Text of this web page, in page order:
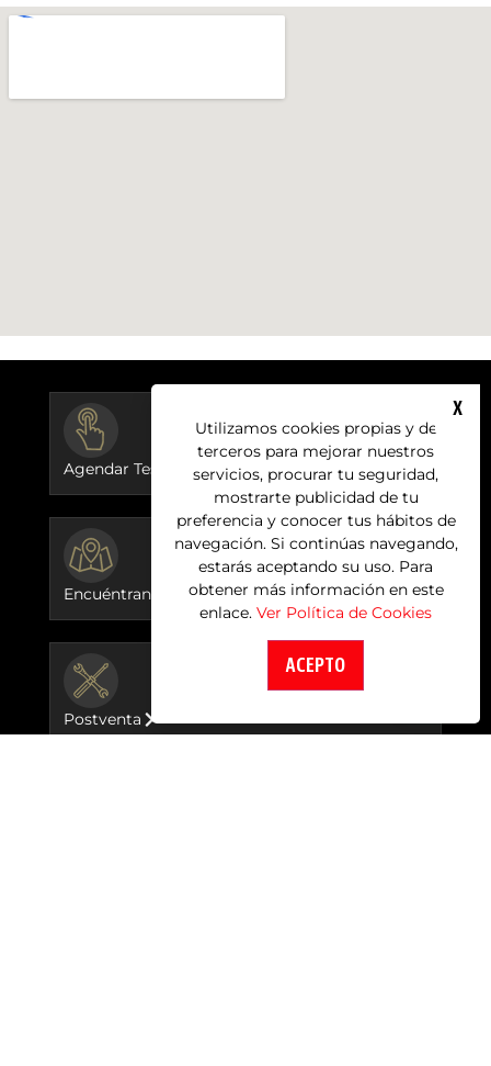
Agendar Test Ride
Encuéntranos
BUTTON
Postventa
X
Utilizamos cookies propias y de
terceros para mejorar nuestros
servicios, procurar tu seguridad,
mostrarte publicidad de tu
preferencia y conocer tus hábitos de
navegación. Si continúas navegando,
estarás aceptando su uso. Para
obtener más información en este
enlace. Ver Política de Cookies
ACEPTO